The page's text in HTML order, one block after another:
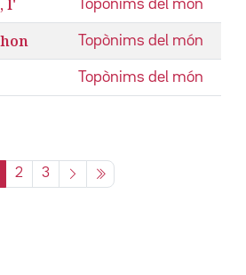
l' Topònims del món
Topònims del món
Topònims del món
2 3